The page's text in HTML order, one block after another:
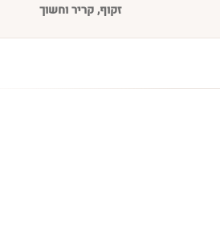
זקוף, קריר וחשוך